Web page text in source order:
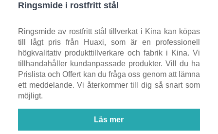
Ringsmide i rostfritt stål
Ringsmide av rostfritt stål tillverkat i Kina kan köpas
till lågt pris från Huaxi, som är en professionell
högkvalitativ produkttillverkare och fabrik i Kina. Vi
tillhandahåller kundanpassade produkter. Vill du ha
Prislista och Offert kan du fråga oss genom att lämna
ett meddelande. Vi återkommer till dig så snart som
möjligt.
Läs mer